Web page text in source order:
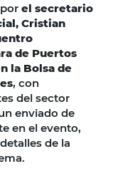
el secretario
Cristian
de Puertos
la Bolsa de
, con
del sector
enviado de
en el evento,
de la